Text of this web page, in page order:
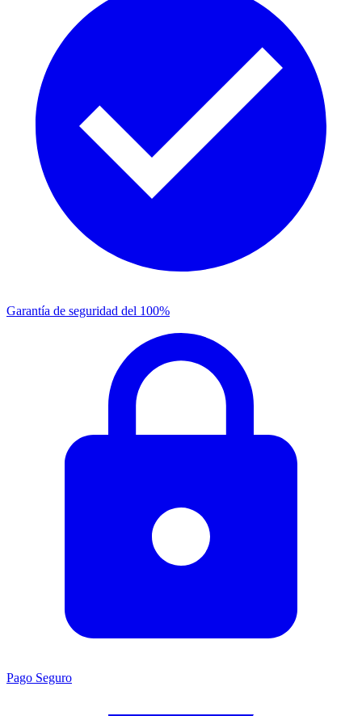
Garantía de seguridad del 100%
Pago Seguro